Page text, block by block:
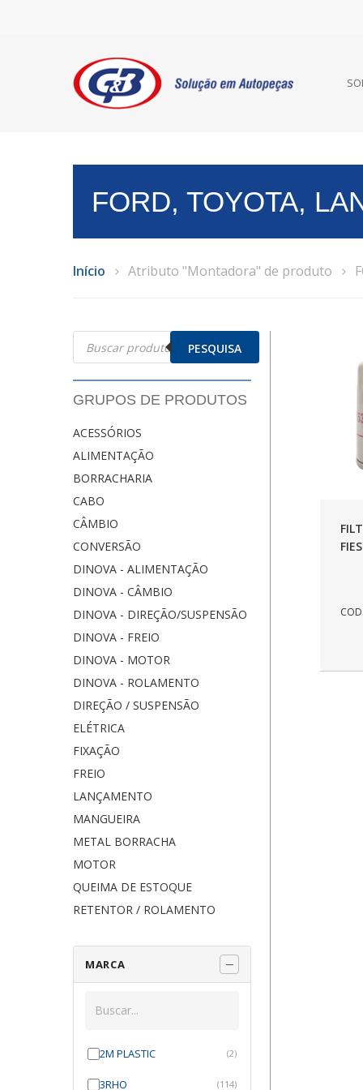
FORD, TOYOTA,
Início Atributo "Montadora" de produto
Pesquisar
produtos PESQUISA
GRUPOS DE PRODUTOS
ACESSÓRIOS
ALIMENTAÇÃO
BORRACHARIA
CABO
CÂMBIO
CONVERSÃO
DINOVA - ALIMENTAÇÃO
DINOVA - CÂMBIO
DINOVA - DIREÇÃO/SUSPENSÃO
DINOVA - FREIO
DINOVA - MOTOR
DINOVA - ROLAMENTO
DIREÇÃO / SUSPENSÃO
ELÉTRICA
FIXAÇÃO
FREIO
LANÇAMENTO
MANGUEIRA
METAL BORRACHA
MOTOR
QUEIMA DE ESTOQUE
RETENTOR / ROLAMENTO
MARCA
2M PLASTIC (2)
3RHO (114)